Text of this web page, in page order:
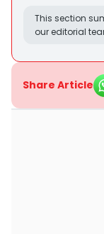
This section
our editorial
Share Article